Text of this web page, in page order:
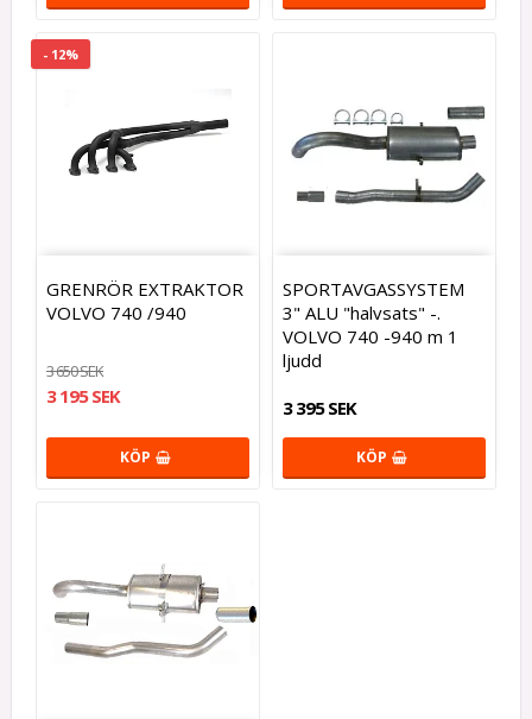
- 12%
GRENRÖR EXTRAKTOR
VOLVO 740 /940
3 650 SEK
3 195 SEK
KÖP
SPORTAVGASSYSTEM
3" ALU "halvsats" -.
VOLVO 740 -940 m 1
ljudd
3 395 SEK
KÖP